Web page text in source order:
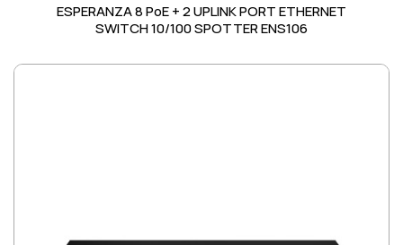
ESPERANZA 8 PoE + 2 UPLINK PORT ETHERNET
SWITCH 10/100 SPOTTER ENS106